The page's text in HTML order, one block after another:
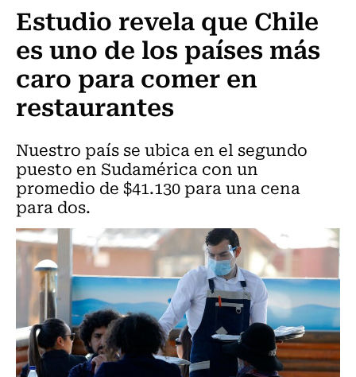
Estudio revela que Chile
es uno de los países más
caro para comer en
restaurantes
Nuestro país se ubica en el segundo
puesto en Sudamérica con un
promedio de $41.130 para una cena
para dos.